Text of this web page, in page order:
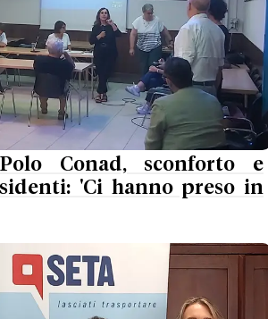
Conad, sconforto e
'Ci hanno preso in